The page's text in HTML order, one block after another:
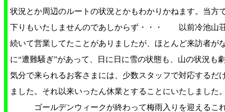
状況とか周辺のルートの状況とかもわかりかねます。当方
下りもいたしませんのであしからず・・・ 以前冷池山
続いて営業してたことがありましたが、ほとんど来訪者が
に“遭難騒ぎ”があって、日に日に雪の状態も、山の状況も
気分で来られるお客さまには、少数スタッフで対応するだ
ました。それ以来いったん休業とすることにいたしました
ゴールデンウィークが終わって梅雨入りを迎えるこれ